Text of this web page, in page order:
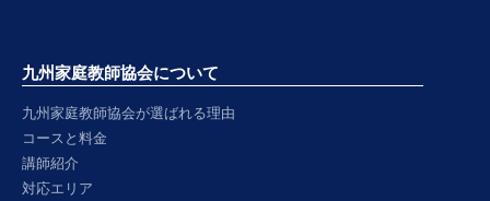
九州家庭教師協会について
九州家庭教師協会が選ばれる理由
コースと料金
講師紹介
対応エリア